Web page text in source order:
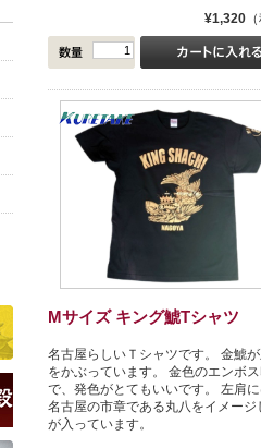
¥1,320
Mサイズ キング鯱Tシャツ
名古屋らしいＴシャツです。 金鯱
をかぶっています。 金色のエンボ
で、発色がとてもいいです。 左肩
名古屋の市章である丸八をイメー
が入っています。